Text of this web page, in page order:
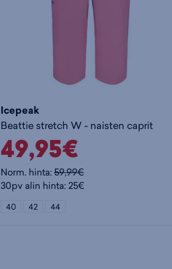
Icepeak
Beattie stretch W - naisten caprit
49,95€
Norm. hinta:59,99€
30pv alin hinta: 25€
40 42 44